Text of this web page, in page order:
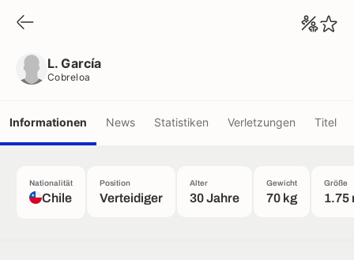
L. García
Cobreloa
Informationen News Statistiken Verletzungen Titel
Nationalität
Chile
Position
Verteidiger
Alter
30 Jahre
Gewicht
70 kg
Größe
1.75